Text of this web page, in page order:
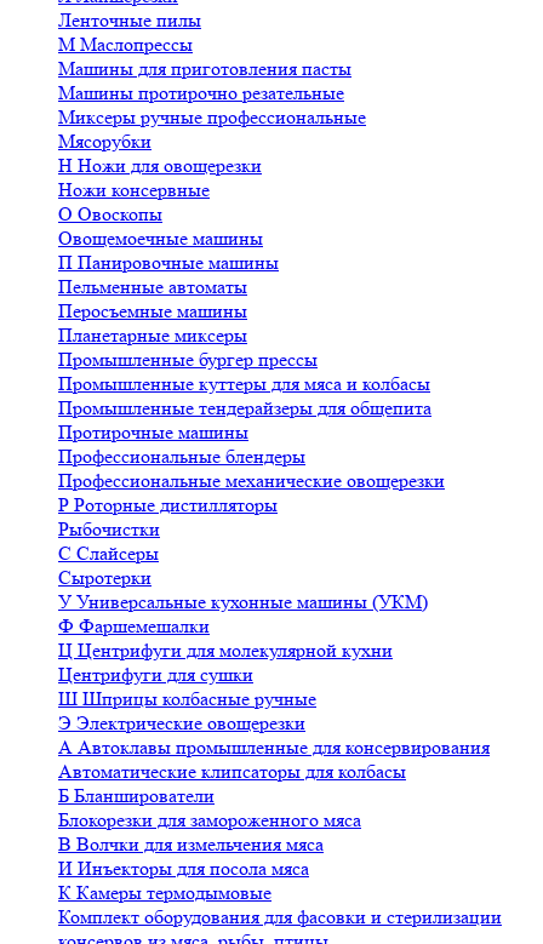
Ленточные пилы
М Маслопрессы
Машины для приготовления пасты
Машины протирочно резательные
Миксеры ручные профессиональные
Мясорубки
Н Ножи для овощерезки
Ножи консервные
О Овоскопы
Овощемоечные машины
П Панировочные машины
Пельменные автоматы
Перосъемные машины
Планетарные миксеры
Промышленные бургер прессы
Промышленные куттеры для мяса и колбасы
Промышленные тендерайзеры для общепита
Протирочные машины
Профессиональные блендеры
Профессиональные механические овощерезки
Р Роторные дистилляторы
Рыбочистки
С Слайсеры
Сыротерки
У Универсальные кухонные машины (УКМ)
Ф Фаршемешалки
Ц Центрифуги для молекулярной кухни
Центрифуги для сушки
Ш Шприцы колбасные ручные
Э Электрические овощерезки
А Автоклавы промышленные для консервирования
Автоматические клипсаторы для колбасы
Б Бланширователи
Блокорезки для замороженного мяса
В Волчки для измельчения мяса
И Инъекторы для посола мяса
К Камеры термодымовые
Комплект оборудования для фасовки и стерилизации